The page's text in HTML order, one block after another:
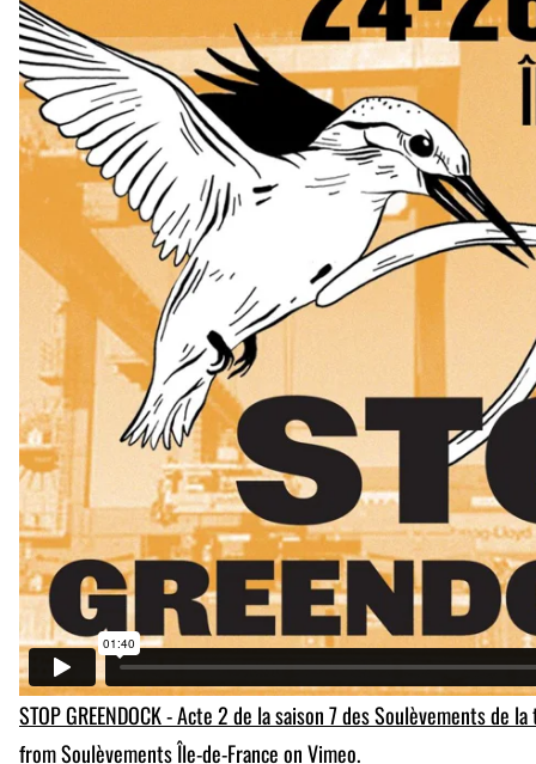
STOP GREENDOCK - Acte 2 de la saison 7 des Soulèvements
fromSoulèvements Île-de-FranceonVimeo.